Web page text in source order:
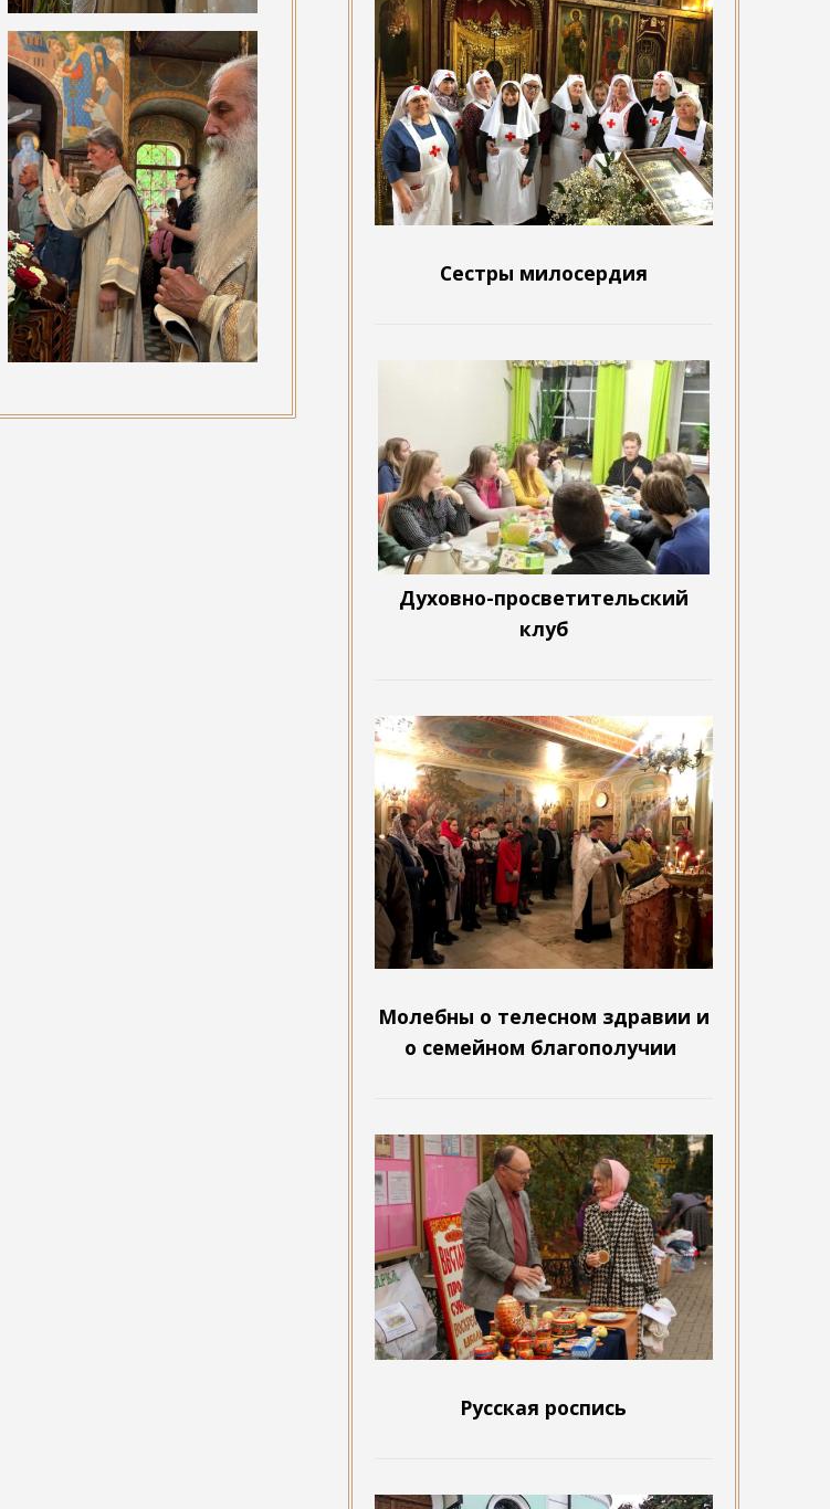
Сестры милосердия
Духовно-просветительский
клуб
Молебны о телесном здравии и
о семейном благополучии
Русская роспись